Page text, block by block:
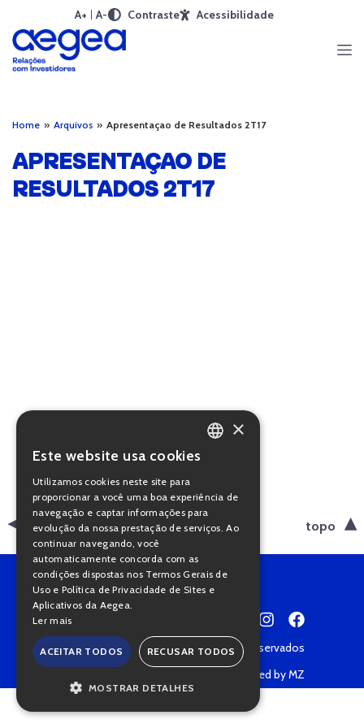
A+ A- Contraste Acessibilidade
Home » Arquivos » Apresentaçao de Resultados 2T17
APRESENTAÇAO DE
RESULTADOS 2T17
voltar topo
Copyright © 2022 • Todos os direitos reservados
Powered by MZ
PORTUGUESE
×
Este website usa cookies
Utilizamos cookies neste site para
proporcionar a você uma boa experiência de
navegação e captar informações para
evolução da nossa prestação de serviços. Ao
continuar navegando, você
automaticamente concorda com as
condições dispostas nos Termos Gerais de
Uso e Política de Privacidade de Sites e
Aplicativos da Aegea.
Ler mais
ACEITAR TODOS RECUSAR TODOS
MOSTRAR DETALHES